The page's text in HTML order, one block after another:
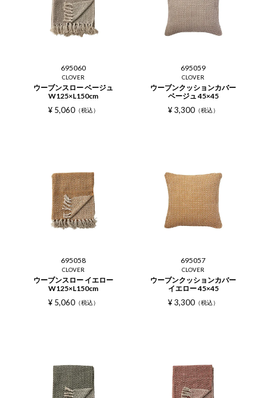
695060
CLOVER
ウーブンスロー ベージュ
W125×L150cm
¥ 5,060 税込
695059
CLOVER
ウーブンクッションカバー
ベージュ 45×45
¥ 3,300 税込
695058
CLOVER
ウーブンスロー イエロー
W125×L150cm
¥ 5,060 税込
695057
CLOVER
ウーブンクッションカバー
イエロー 45×45
¥ 3,300 税込